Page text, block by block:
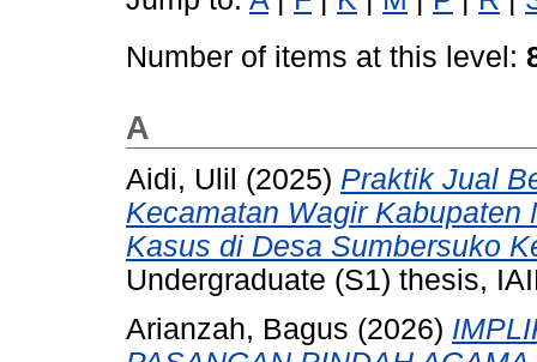
Number of items at this level:
A
Aidi, Ulil (2025) Praktik Jual
Kecamatan Wagir
Kasus di Desa Sumbersuko
Undergraduate (S1) thesis,
Arianzah, Bagus (2026)